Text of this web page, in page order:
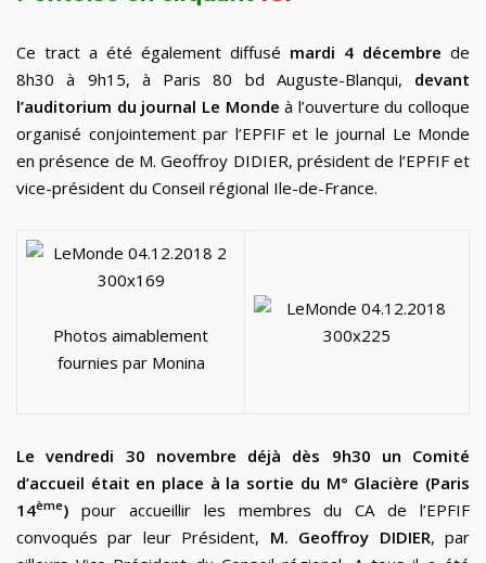
Ce tract a été également diffusé mardi 4 décembre de
8h30 à 9h15, à Paris 80 bd Auguste-Blanqui, devant
l’auditorium du journal Le Monde à l’ouverture du colloque
organisé conjointement par l’EPFIF et le journal Le Monde
en présence de M. Geoffroy DIDIER, président de l’EPFIF et
vice-président du Conseil régional Ile-de-France.
Photos aimablement
fournies par Monina
Le vendredi 30 novembre déjà dès 9h30 un Comité
d’accueil était en place à la sortie du M° Glacière (Paris
14ème) pour accueillir les membres du CA de l’EPFIF
convoqués par leur Président, M. Geoffroy DIDIER, par